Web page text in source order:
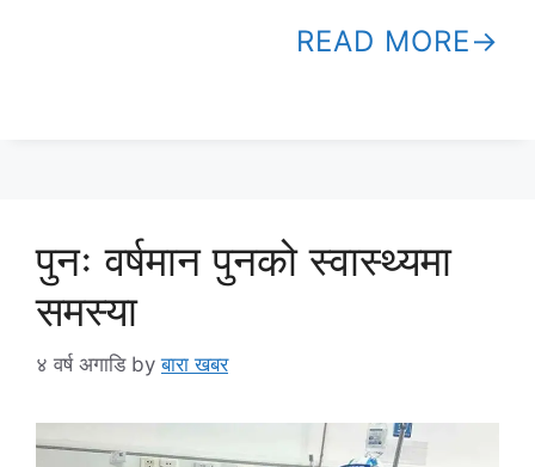
READ MORE
पुनः वर्षमान पुनको स्वास्थ्यमा
समस्या
४ वर्ष अगाडि byबारा खबर